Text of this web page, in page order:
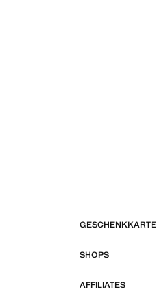
GESCHENKKARTE
SHOPS
AFFILIATES